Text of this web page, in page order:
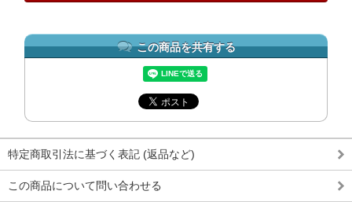
この商品を共有する
特定商取引法に基づく表記 (返品など)
この商品について問い合わせる